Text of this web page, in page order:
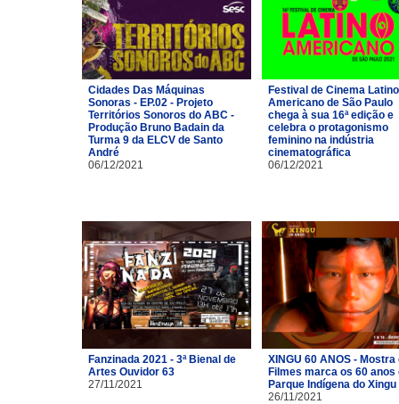
Cidades Das Máquinas
Sonoras - EP.02 - Projeto
Territórios Sonoros do ABC -
Produção Bruno Badain da
Turma 9 da ELCV de Santo
André
06/12/2021
Festival de Cinema
Americano de São Paulo
chega à sua 16ª edição e
celebra o protagonismo
feminino na indústria
cinematográfica
06/12/2021
Fanzinada 2021 - 3ª Bienal de
Artes Ouvidor 63
27/11/2021
XINGU 60 ANOS - Mostra
Filmes marca os 60 anos
Parque Indígena do Xingu
26/11/2021